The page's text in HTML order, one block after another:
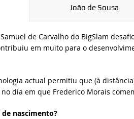
João de Sousa
de Carvalho do BigSlam
em muito para o
actual permitiu que (à
dia em que Frederico Morais
nascimento?